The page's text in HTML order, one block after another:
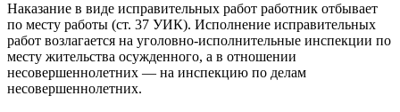
Наказание в виде исправительных работ работник отбывает
по месту работы (ст. 37 УИК). Исполнение исправительных
работ возлагается на уголовно-исполнительные инспекции по
месту жительства осужденного, а в отношении
несовершеннолетних — на инспекцию по делам
несовершеннолетних.